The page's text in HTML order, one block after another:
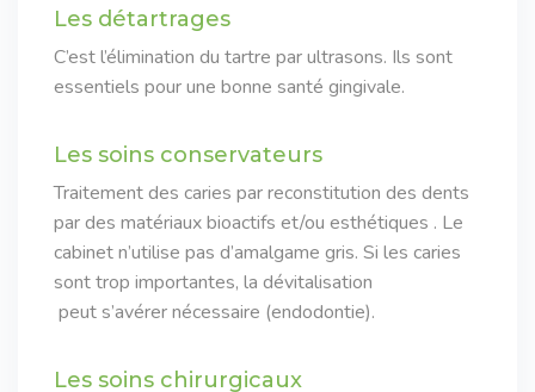
Les détartrages
C’est l’élimination du tartre par ultrasons. Ils sont
essentiels pour une bonne santé gingivale.
Les soins conservateurs
Traitement des caries par reconstitution des dents
par des matériaux bioactifs et/ou esthétiques . Le
cabinet n’utilise pas d’amalgame gris. Si les caries
sont trop importantes, la dévitalisation
peut s’avérer nécessaire (endodontie).
Les soins chirurgicaux